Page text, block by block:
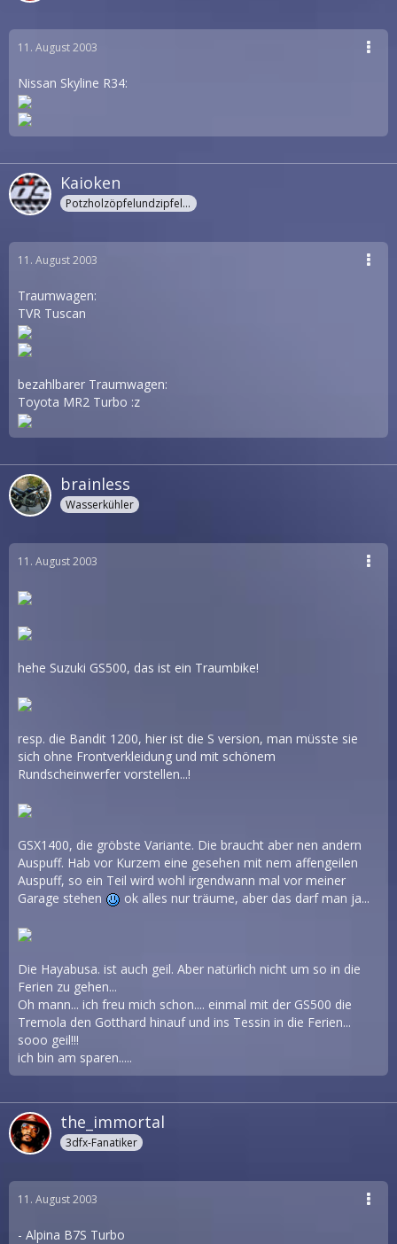
11. August 2003
Nissan Skyline R34:
Kaioken
Potzholzöpfelundzipfelchappä!
11. August 2003
Traumwagen:
TVR Tuscan
bezahlbarer Traumwagen:
Toyota MR2 Turbo :z
brainless
Wasserkühler
11. August 2003
hehe Suzuki GS500, das ist ein Traumbike!
resp. die Bandit 1200, hier ist die S version, man müsste sie
sich ohne Frontverkleidung und mit schönem
Rundscheinwerfer vorstellen...!
GSX1400, die gröbste Variante. Die braucht aber nen andern
Auspuff. Hab vor Kurzem eine gesehen mit nem affengeilen
Auspuff, so ein Teil wird wohl irgendwann mal vor meiner
Garage stehen
ok alles nur träume, aber das darf man ja...
Die Hayabusa. ist auch geil. Aber natürlich nicht um so in die
Ferien zu gehen...
Oh mann... ich freu mich schon.... einmal mit der GS500 die
Tremola den Gotthard hinauf und ins Tessin in die Ferien...
sooo geil!!!
ich bin am sparen.....
the_immortal
3dfx-Fanatiker
11. August 2003
- Alpina B7S Turbo